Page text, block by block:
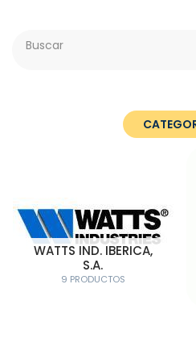
WATTS IND. IBERICA,
S.A.
9 PRODUCTOS